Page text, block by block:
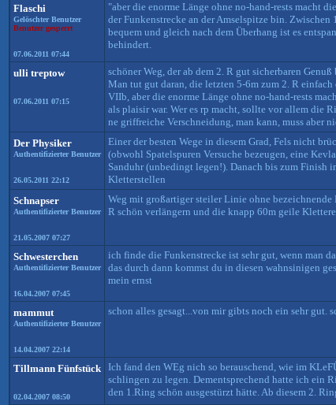
Flaschi
Gelöschter Benutzer
Benutzer gesperrt
07.06.2011 07:44
"aber die enorme Länge ohne no-hand-rests macht
der Funkenstrecke an der Amselspitze bin.
bequem und gleich nach dem Überhang ist es
behindert.
ulli treptow
07.06.2011 07:15
schöner Weg, der ab dem 2. R gut sicherbaren
Man tut gut daran, die letzten 5-6m zum 2. R
VIIb, aber die enorme Länge ohne no-hand-rests
als plaisir war. Wer es rp macht, sollte vor allem die
ne griffreiche Verschneidung, man kann, muss aber
Der Physiker
Authentifizierter Benutzer
26.05.2011 22:12
Einer der besten Wege in diesem Grad, Fels nicht
(obwohl Spatelspuren Versuche bezeugen, eine
Sanduhr (unbedingt legen!). Danach bis zum Finish
Kletterstellen
Schnapser
Authentifizierter Benutzer
21.05.2007 07:27
Weg mit großartiger steiler Linie ohne bezeichnende
R schön verlängern und die knapp 60m geile
Schwesterchen
Authentifizierter Benutzer
16.04.2007 07:45
ich finde die Funkenstrecke ist sehr gut, wenn man
das durch dann kommst du in diesen wahnsinigen
mein ernst
mammut
Authentifizierter Benutzer
14.04.2007 22:14
schon alles gesagt...von mir gibts noch ein sehr gut.
Tillmann Fünfstück
02.04.2007 08:50
Ich fand den WEg nich so berauschend, wie im
schlingen zu legen. Dementsprechend hatte ich ein
den 1.Ring schön ausgestürzt hätte. Ab diesem 2.